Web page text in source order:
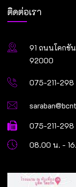
ติดต่อเรา
91 ถนนโคกขั
92000
075-211-298
075-211-298
08.00 น. -